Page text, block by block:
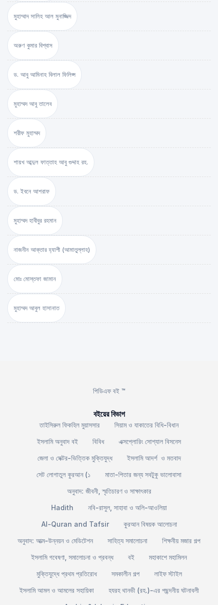
মুহাম্মাদ সালিহ আল মুনাজ্জিদ
অরুণ কুমার বিশ্বাস
ড. আবু আমিনাহ বিলাল ফিলিপ্স
মুহাম্মদ আবু তালেব
শরীফ মুহাম্মদ
শায়খ আব্দুল ফাত্তাহ আবু গুদ্দাহ রহ.
ড. ইবনে আশরাফ
মুহাম্মদ হাবীবুর রহমান
নাজনীন আক্তার হ্যাপী (আমাতুল্লাহ)
মোঃ মোস্তফা জামান
মুহাম্মদ আবুল হাসানাত
পিডিএফ বই ™
বইয়ের বিভাগ
তাইসিরুল ফিকহিল মুয়াসসার
সিয়াম ও যাকাতের বিধি-বিধান
ইসলামি অনুবাদ বই
বিবিধ
এক্সপ্লোরিং সোশ্যাল বিসনেস
জেলা ও সেক্টর-ভিত্তিক মুক্তিযুদ্ধ
ইসলামি আদর্শ ও মতবাদ
সেট লোগাতুল কুরআন (১
মাতা-পিতার জন্য সবটুকু ভালোবাসা
অনুবাদ: জীবনী, স্মৃতিচারণ ও সাক্ষাৎকার
Hadith
নবি-রাসুল, সাহাবা ও অলি-আওলিয়া
Al-Quran and Tafsir
কুরআন বিষয়ক আলোচনা
অনুবাদ: আত্ম-উন্নয়ন ও মেডিটেশন
সাহিত্য সমালোচনা
শিক্ষনীয় মজার গল্প
ইসলামি গবেষণা, সমালোচনা ও প্রবন্ধ
বই
মহাকাশে মহামিলন
মুক্তিযুদ্ধে প্রথম প্রতিরোধ
সমকালীন গল্প
লাইফ স্টাইল
ইসলামি আমল ও আমলের সহায়িকা
হযরহ থানভী (রহ.)-এর পছন্দনীয় ঘটনাবলী